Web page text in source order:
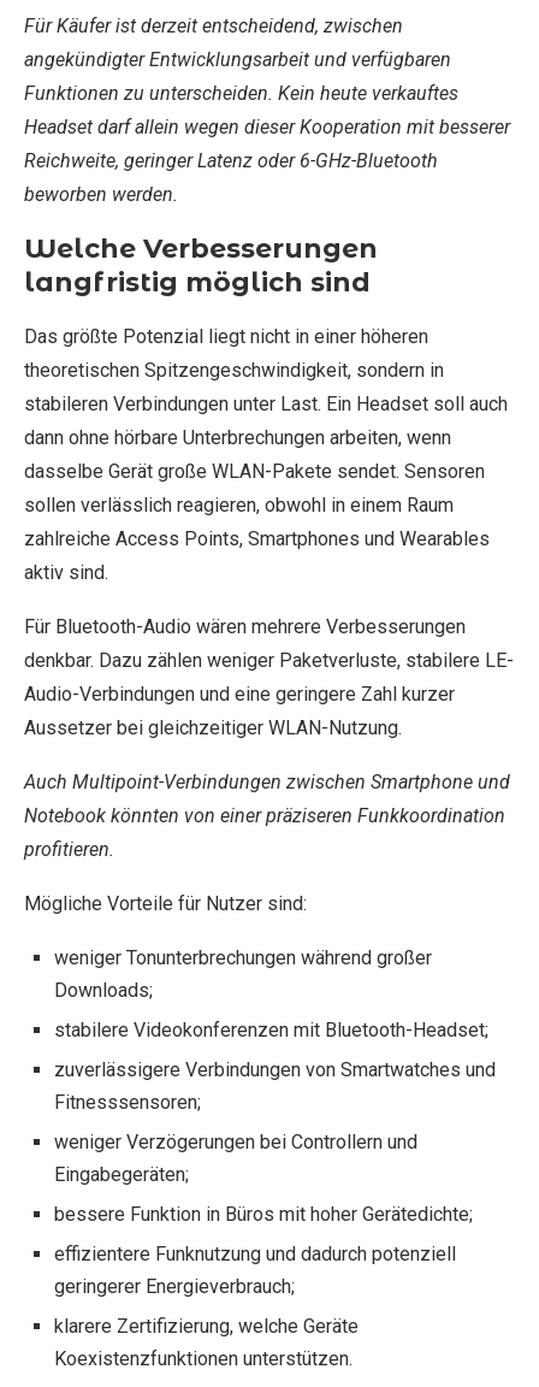
Für Käufer ist derzeit entscheidend, zwischen
angekündigter Entwicklungsarbeit und verfügbaren
Funktionen zu unterscheiden. Kein heute verkauftes
Headset darf allein wegen dieser Kooperation mit besserer
Reichweite, geringer Latenz oder 6-GHz-Bluetooth
beworben werden.
Welche Verbesserungen
langfristig möglich sind
Das größte Potenzial liegt nicht in einer höheren
theoretischen Spitzengeschwindigkeit, sondern in
stabileren Verbindungen unter Last. Ein Headset soll auch
dann ohne hörbare Unterbrechungen arbeiten, wenn
dasselbe Gerät große WLAN-Pakete sendet. Sensoren
sollen verlässlich reagieren, obwohl in einem Raum
zahlreiche Access Points, Smartphones und Wearables
aktiv sind.
Für Bluetooth-Audio wären mehrere Verbesserungen
denkbar. Dazu zählen weniger Paketverluste, stabilere LE-
Audio-Verbindungen und eine geringere Zahl kurzer
Aussetzer bei gleichzeitiger WLAN-Nutzung.
Auch Multipoint-Verbindungen zwischen Smartphone und
Notebook könnten von einer präziseren Funkkoordination
profitieren.
Mögliche Vorteile für Nutzer sind:
weniger Tonunterbrechungen während großer
Downloads;
stabilere Videokonferenzen mit Bluetooth-Headset;
zuverlässigere Verbindungen von Smartwatches und
Fitnesssensoren;
weniger Verzögerungen bei Controllern und
Eingabegeräten;
bessere Funktion in Büros mit hoher Gerätedichte;
effizientere Funknutzung und dadurch potenziell
geringerer Energieverbrauch;
klarere Zertifizierung, welche Geräte
Koexistenzfunktionen unterstützen.